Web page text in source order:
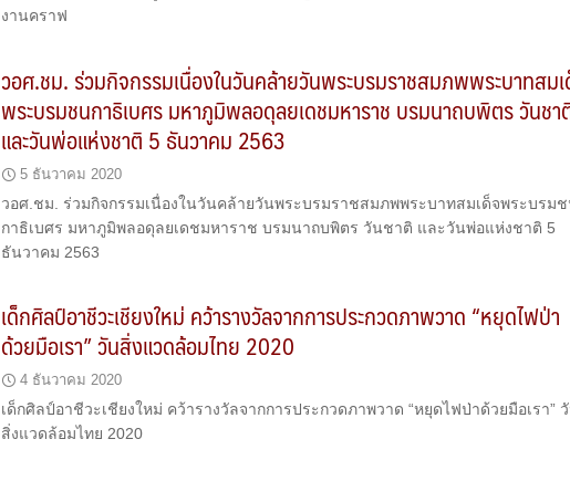
งานคราฟ
วอศ.ชม. ร่วมกิจกรรมเนื่องในวันคล้ายวันพระบรมราชสมภพพระบาทสม
พระบรมชนกาธิเบศร มหาภูมิพลอดุลยเดชมหาราช บรมนาถบพิตร วันชา
และวันพ่อแห่งชาติ 5 ธันวาคม 2563
5 ธันวาคม 2020
วอศ.ชม. ร่วมกิจกรรมเนื่องในวันคล้ายวันพระบรมราชสมภพพระบาทสมเด็จพระบรม
กาธิเบศร มหาภูมิพลอดุลยเดชมหาราช บรมนาถบพิตร วันชาติ และวันพ่อแห่งชาติ 5
ธันวาคม 2563
เด็กศิลป์อาชีวะเชียงใหม่ คว้ารางวัลจากการประกวดภาพวาด “หยุดไฟป่า
ด้วยมือเรา” วันสิ่งแวดล้อมไทย 2020
4 ธันวาคม 2020
เด็กศิลป์อาชีวะเชียงใหม่ คว้ารางวัลจากการประกวดภาพวาด “หยุดไฟป่าด้วยมือเรา”
สิ่งแวดล้อมไทย 2020